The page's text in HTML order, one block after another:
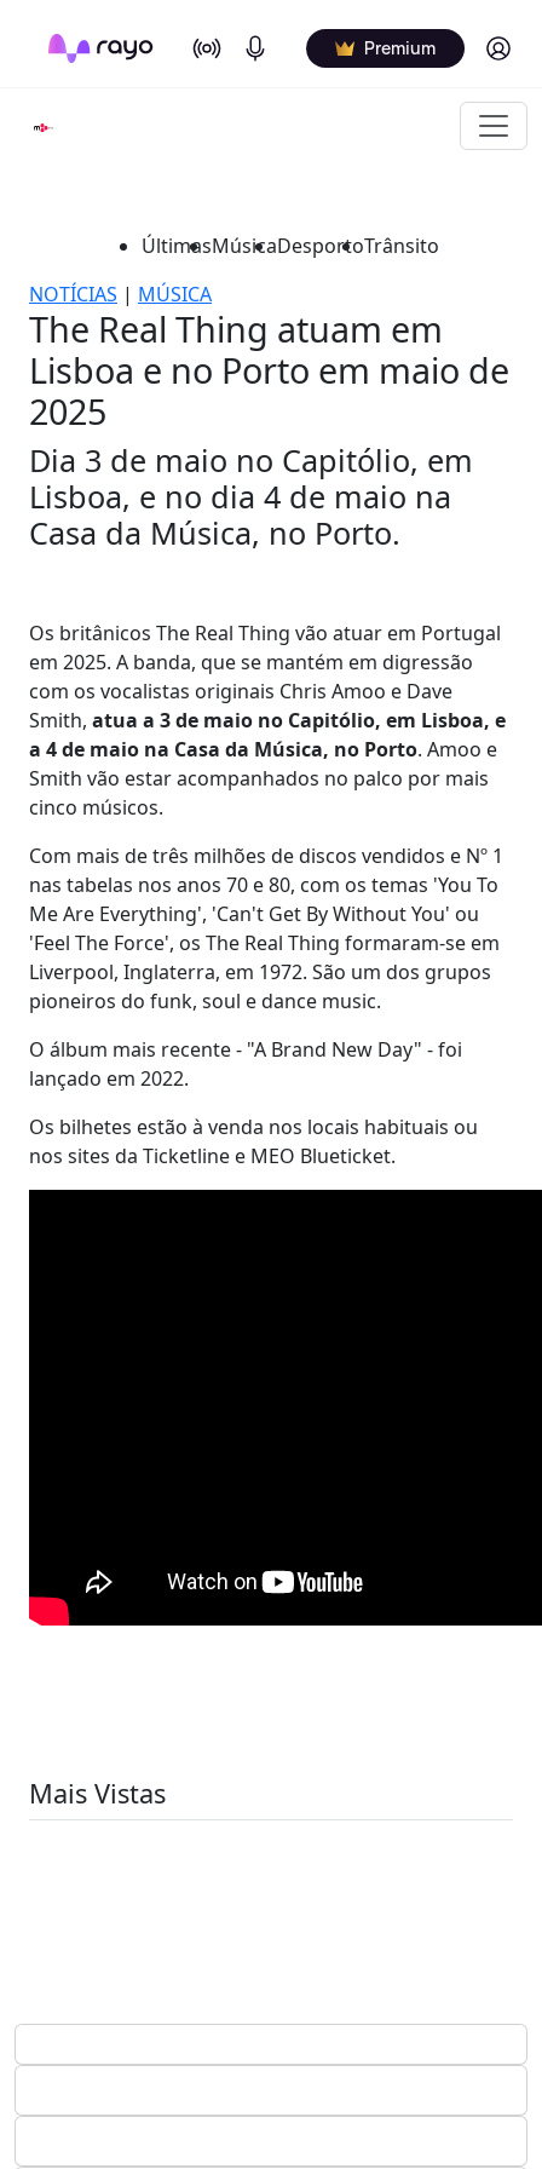
On Air Podcasts Premium Log in
ÚltimasMúsicaDesportoTrânsito
NOTÍCIAS | MÚSICA
The Real Thing atuam em
Lisboa e no Porto em maio de
2025
Dia 3 de maio no Capitólio, em
Lisboa, e no dia 4 de maio na
Casa da Música, no Porto.
Os britânicos The Real Thing vão atuar em Portugal
em 2025. A banda, que se mantém em digressão
com os vocalistas originais Chris Amoo e Dave
Smith, atua a 3 de maio no Capitólio, em Lisboa, e
a 4 de maio na Casa da Música, no Porto. Amoo e
Smith vão estar acompanhados no palco por mais
cinco músicos.
Com mais de três milhões de discos vendidos e Nº 1
nas tabelas nos anos 70 e 80, com os temas 'You To
Me Are Everything', 'Can't Get By Without You' ou
'Feel The Force', os The Real Thing formaram-se em
Liverpool, Inglaterra, em 1972. São um dos grupos
pioneiros do funk, soul e dance music.
O álbum mais recente - "A Brand New Day" - foi
lançado em 2022.
Os bilhetes estão à venda nos locais habituais ou
nos sites da Ticketline e MEO Blueticket.
Mais Vistas